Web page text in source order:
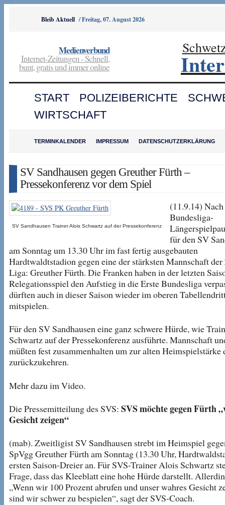
Bleib Aktuell /Freitag, 07. August 2026
Medienverbund
Internet-Zeitungen - Schnell,
bunt, gratis und immer online
START POLIZEIBERICHTE
WIRTSCHAFT
TERMINKALENDER IMPRESSUM DATENSCHUTZERKLÄRUNG
SV Sandhausen gegen Greuther Fürth –
Pressekonferenz vor dem Spiel
SV Sandhausen Trainer Alois Schwartz auf der Pressekonferenz
(11.9.14)
Bundesliga-
für den SV
am Sonntag um 13.30 Uhr im fast fertig ausgebauten
Hardtwaldtstadion gegen eine der stärksten Mannschaft
Liga: Greuther Fürth. Die Franken haben in der letzten
Relegationsspiel den Aufstieg in die Erste Bundesliga
dürften auch in dieser Saison wieder im oberen
mitspielen.
Für den SV Sandhausen eine ganz schwere Hürde, wie
Schwartz auf der Pressekonferenz ausführte. Mannschaft
müßten fest zusammenhalten um zur alten Heimspielstärke
zurückzukehren.
Mehr dazu im Video.
Die Pressemitteilung des SVS: SVS möchte gegen Fürth
Gesicht zeigen“
(mab). Zweitligist SV Sandhausen strebt im Heimspiel
SpVgg Greuther Fürth am Sonntag (13.30 Uhr,
ersten Saison-Dreier an. Für SVS-Trainer Alois Schwartz
Frage, dass das Kleeblatt eine hohe Hürde darstellt.
„Wenn wir 100 Prozent abrufen und unser wahres Gesicht
sind wir schwer zu bespielen“, sagt der SVS-Coach.